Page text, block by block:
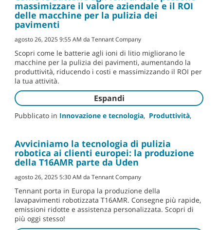
massimizzare il valore aziendale e il ROI
delle macchine per la pulizia dei
pavimenti
agosto 26, 2025 9:55 AM da Tennant Company
Scopri come le batterie agli ioni di litio migliorano le
macchine per la pulizia dei pavimenti, aumentando la
produttività, riducendo i costi e massimizzando il ROI per
la tua attività.
Espandi
Pubblicato in Innovazione e tecnologia, Produttività,
Avviciniamo la tecnologia di pulizia
robotica ai clienti europei: la produzione
della T16AMR parte da Uden
agosto 26, 2025 5:30 AM da Tennant Company
Tennant porta in Europa la produzione della
lavapavimenti robotizzata T16AMR. Consegne più rapide,
emissioni ridotte e assistenza personalizzata. Scopri di
più oggi stesso!